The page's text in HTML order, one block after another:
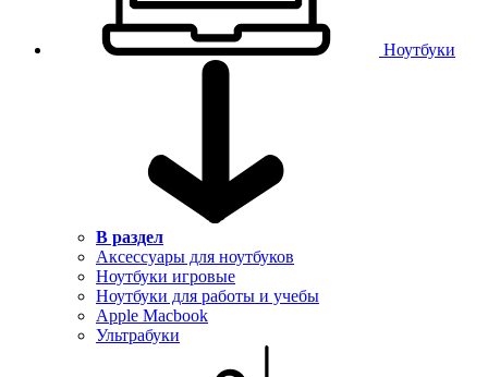
Ноутбуки
В раздел
Аксессуары для ноутбуков
Ноутбуки игровые
Ноутбуки для работы и учебы
Apple Macbook
Ультрабуки